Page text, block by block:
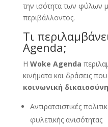
την ισότητα των φύλων
περιβάλλοντος.
Τι
Agenda;
Η Woke Agenda
κινήματα και δράσεις
κοινωνική δικαιοσύνη
Αντιρατσιστικές
φυλετικής ανισότητας